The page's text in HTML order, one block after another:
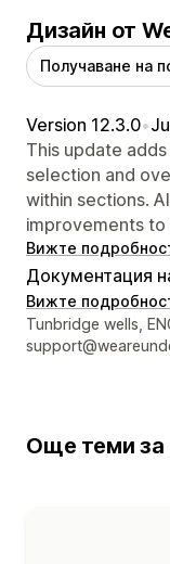
Дизайн от
Получаване на
Version 12.3.0•
This update
selection and
within sections.
improvements
Вижте
Документация
Вижте
Данни за връзка
Tunbridge wells,
Още теми